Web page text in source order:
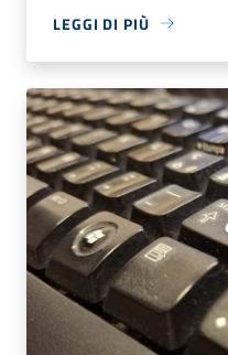
LEGGI DI PIÙ